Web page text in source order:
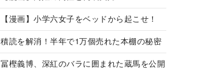
【漫画】小学六女子をベッドから起こせ！
積読を解消！半年で1万個売れた本棚の秘密
冨樫義博、深紅のバラに囲まれた蔵馬を公開